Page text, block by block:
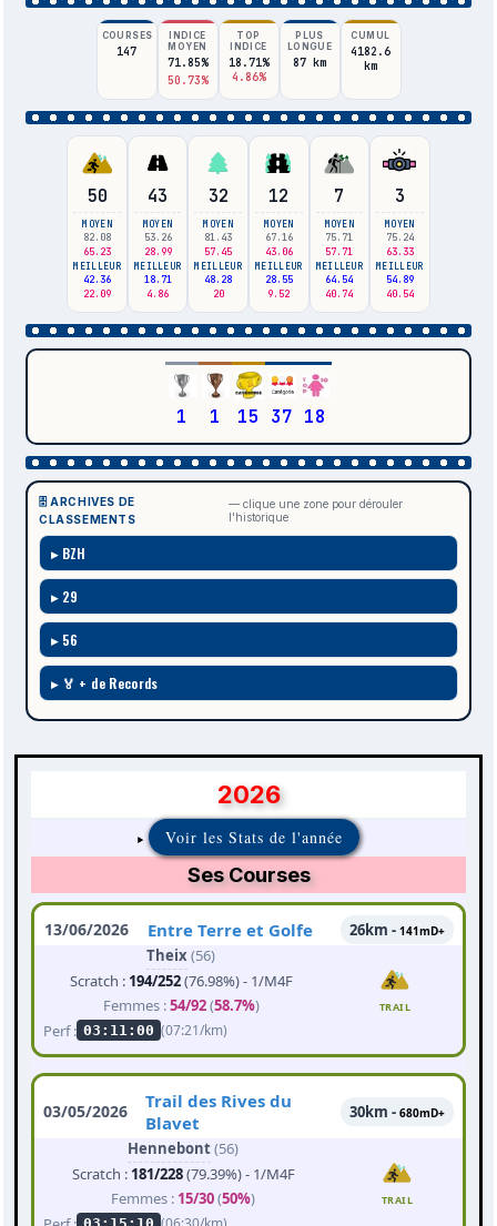
COURSES
147
INDICE
MOYEN
71.85%
50.73%
TOP
INDICE
18.71%
4.86%
PLUS
LONGUE
87 km
CUMUL
4182.6
km
50
MOYEN
82.08
65.23
MEILLEUR
42.36
22.09
43
MOYEN
53.26
28.99
MEILLEUR
18.71
4.86
32
MOYEN
81.43
57.45
MEILLEUR
48.28
20
12
MOYEN
67.16
43.06
MEILLEUR
28.55
9.52
7
MOYEN
75.71
57.71
MEILLEUR
64.54
40.74
3
MOYEN
75.24
63.33
MEILLEUR
54.89
40.54
1 1 15 37 18
🗄️ ARCHIVES DE
CLASSEMENTS
— clique une zone pour dérouler
l'historique
BZH
29
56
🏅 + de Records
2026
Voir les Stats de l'année
Ses Courses
13/06/2026 Entre Terre et Golfe 26km - 141mD+
Theix(56)
Scratch : 194/252(76.98%) - 1/M4F
Femmes :54/92(58.7%)
Perf : 03:11:00 (07:21/km)
TRAIL
03/05/2026
Trail des Rives du
Blavet
30km - 680mD+
Hennebont(56)
Scratch : 181/228(79.39%) - 1/M4F
Femmes : 15/30(50%)
TRAIL